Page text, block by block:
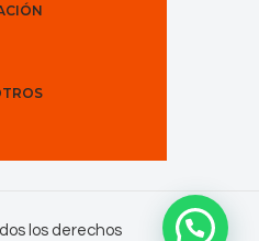
los derechos